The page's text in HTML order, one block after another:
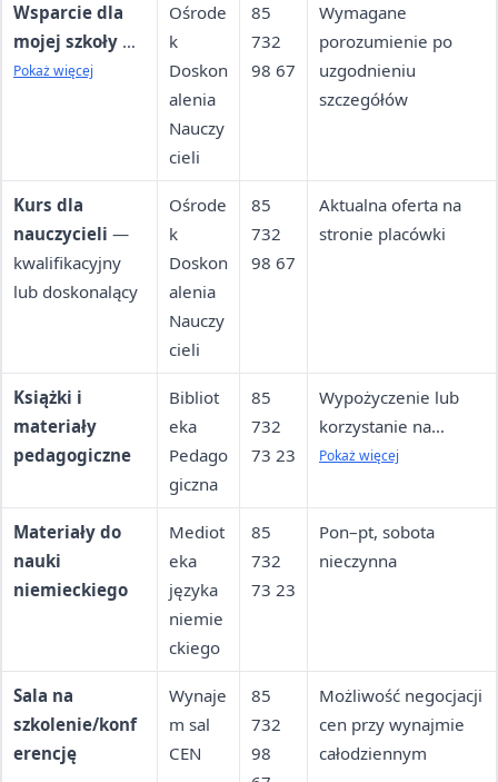
Wsparcie dla
mojej szkoły —
diagnoza
Pokaż więcej
Ośrode
k
Doskon
alenia
Nauczy
cieli
85
732
98 67
Wymagane
porozumienie po
uzgodnieniu
szczegółów
Kurs dla
nauczycieli —
kwalifikacyjny
lub doskonalący
Ośrode
k
Doskon
alenia
Nauczy
cieli
85
732
98 67
Aktualna oferta na
stronie placówki
Książki i
materiały
pedagogiczne
Bibliot
eka
Pedago
giczna
85
732
73 23
Wypożyczenie lub
korzystanie na
miejscu; godziny
telefonicznie
Pokaż więcej
Materiały do
nauki
niemieckiego
Mediot
eka
języka
niemie
ckiego
85
732
73 23
Pon–pt, sobota
nieczynna
Sala na
szkolenie/konf
erencję
Wynaje
m sal
CEN
85
732
98
Możliwość negocjacji
cen przy wynajmie
całodziennym